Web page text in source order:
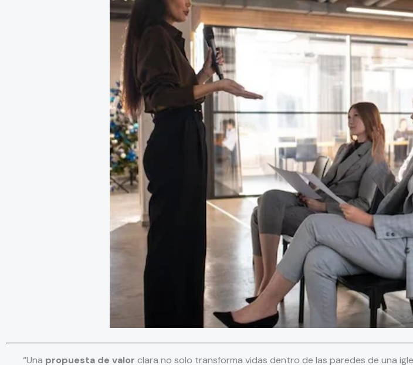
“Una propuesta de valor clara no solo transforma vidas dentro de las paredes de una